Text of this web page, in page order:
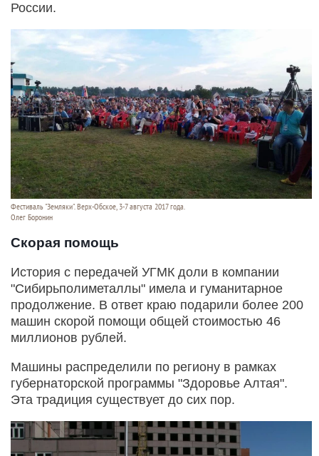
России.
Фестиваль "Земляки". Верх-Обское, 3-7 августа 2017 года.
Олег Боронин
Скорая помощь
История с передачей УГМК доли в компании
"Сибирьполиметаллы" имела и гуманитарное
продолжение. В ответ краю подарили более 200
машин скорой помощи общей стоимостью 46
миллионов рублей.
Машины распределили по региону в рамках
губернаторской программы "Здоровье Алтая".
Эта традиция существует до сих пор.